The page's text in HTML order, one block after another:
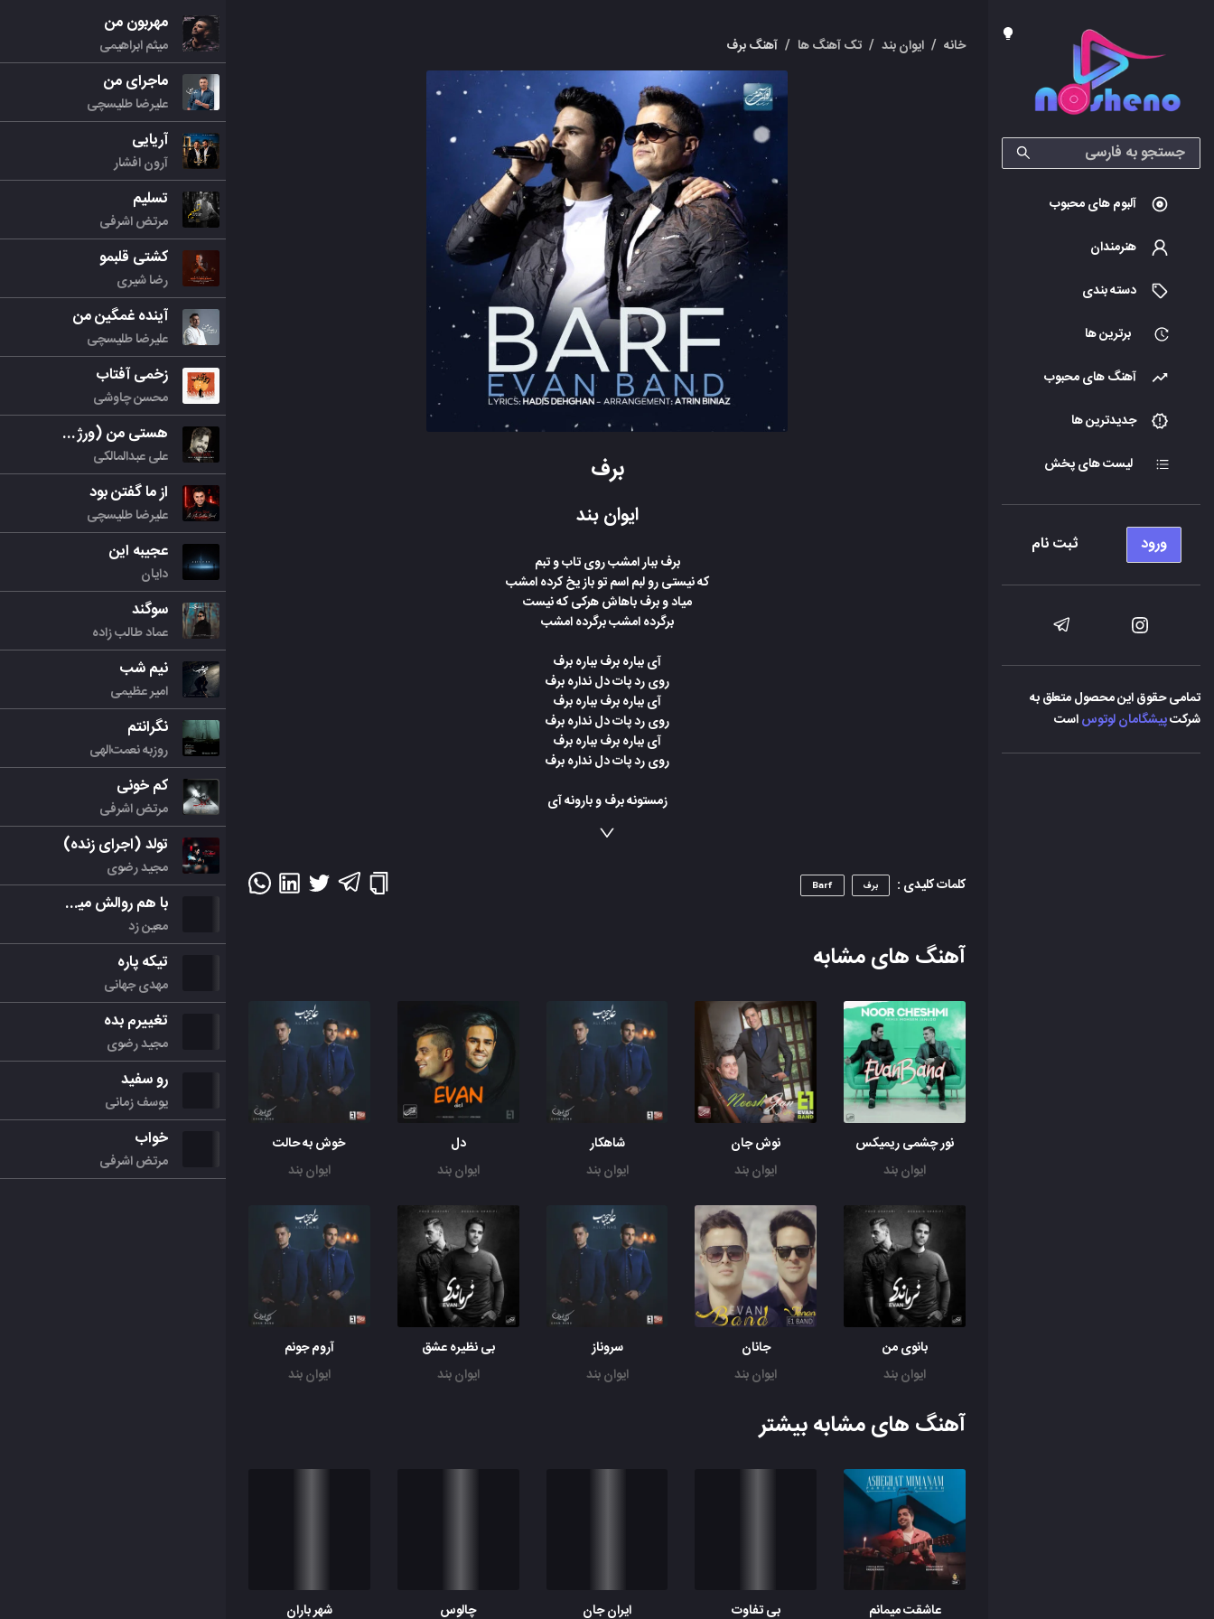
آلبوم های محبوب
هنرمندان
دسته بندی
برترین ها
آهنگ های محبوب
جدیدترین ها
لیست های پخش
ورود ثبت نام
تمامی حقوق این محصول متعلق به
شرکتپیشگامان لوتوساست
خانه / ایوان بند / تک آهنگ ها / آهنگ برف
برف
ایوان بند
برف ببار امشب روی تاب و تبم
که نیستی رو لبم اسم تو باز یخ کرده امشب
میاد و برف باهاش هرکی که نیست
برگرده امشب برگرده امشب
آی بباره برف بباره برف
روی رد پات دل نداره برف
آی بباره برف بباره برف
روی رد پات دل نداره برف
آی بباره برف بباره برف
روی رد پات دل نداره برف
زمستونه برف و بارونه آی
بیا برگرد این روزای سرد
آی بباره برف بباره برف
روی رد پات دل نداره برف
آی بباره برف بباره برف
روی رد پات دل نداره برف
آی بباره برف بباره برف
روی رد پات دل نداره برف
کلمات کلیدی : برف Barf
آهنگ های مشابه
نور چشمی ریمیکس
ایوان بند
نوش جان
ایوان بند
شاهکار
ایوان بند
دل
ایوان بند
خوش به حالت
ایوان بند
بانوی من
ایوان بند
جانان
ایوان بند
سروناز
ایوان بند
بی نظیره عشق
ایوان بند
آروم جونم
ایوان بند
آهنگ های مشابه بیشتر
عاشقت میمانم بی تفاوت ایران جان چالوس شهر باران
مهربون من
میثم ابراهیمی
ماجرای من
علیرضا طلیسچی
آریایی
آرون افشار
تسلیم
مرتض اشرفی
کشتی قلبمو
رضا شیری
آینده غمگین من
علیرضا طلیسچی
زخمی آفتاب
محسن چاوشی
هستی من (ورژن جدید)
علی عبدالمالکی
از ما گفتن بود
علیرضا طلیسچی
عجیبه این
دایان
سوگند
عماد طالب زاده
نیم شب
امیر عظیمی
نگرانتم
روزبه نعمت‌الهی
کم خونی
مرتض اشرفی
تولد (اجرای زنده)
مجید رضوی
با هم روالش میکنیم
معین زد
تیکه پاره
مهدی جهانی
تغییرم بده
مجید رضوی
رو سفید
یوسف زمانی
خواب
مرتض اشرفی